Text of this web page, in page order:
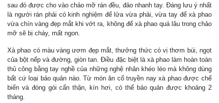
sau đó được cho vào chảo mỡ rán đều, đảo nhanh tay. Đáng lưu ý nhất
là người rán phải có kinh nghiệm để lửa vừa phải, vừa tay để xà phao
vừa chín vàng đẹp mắt khi vớt ra, không để xà phao quá lâu trong chảo
mỡ sẽ bị cháy, mất ngon.
Xà phao có màu vàng ươm đẹp mắt, thưởng thức có vị thơm bùi, ngọt
của bột nếp và đường, giòn tan. Điều đặc biệt là xà phao làm hoàn toàn
thủ công bằng tay nghề của những nghệ nhân khéo léo mà không dùng
bất cứ loại bảo quản nào. Từ món ăn cổ truyền nay xà phao được chế
biến và đóng gói cẩn thận, kín hơi, có thể bảo quản được khoảng 2
tháng.